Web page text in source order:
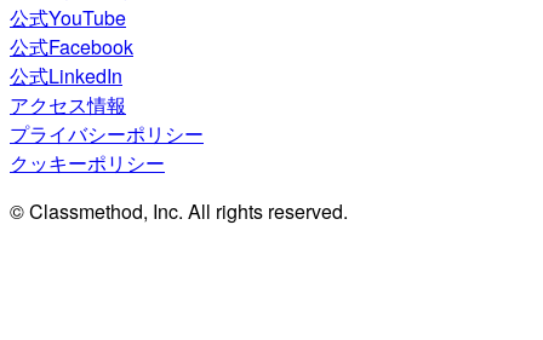
公式YouTube
公式Facebook
公式LinkedIn
アクセス情報
プライバシーポリシー
クッキーポリシー
© Classmethod, Inc. All rights reserved.